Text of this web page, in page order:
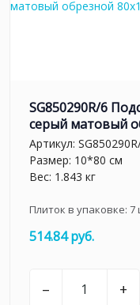
SG850290R/6
серый матовый
Артикул:
Размер: 10*80 см
Вес: 1.843 кг
Плиток в упаковке: 7
514.84 руб.
– +